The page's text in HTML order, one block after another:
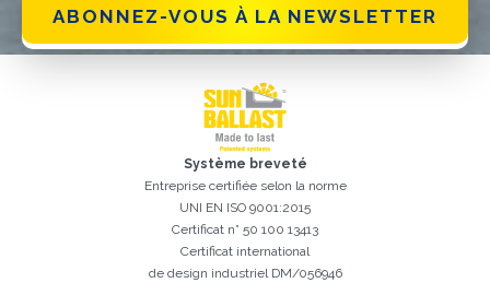
ABONNEZ-VOUS À LA NEWSLETTER
Système breveté
Entreprise certifiée selon la norme
UNI EN ISO 9001:2015
Certificat n° 50 100 13413
Certificat international
de design industriel DM/056946